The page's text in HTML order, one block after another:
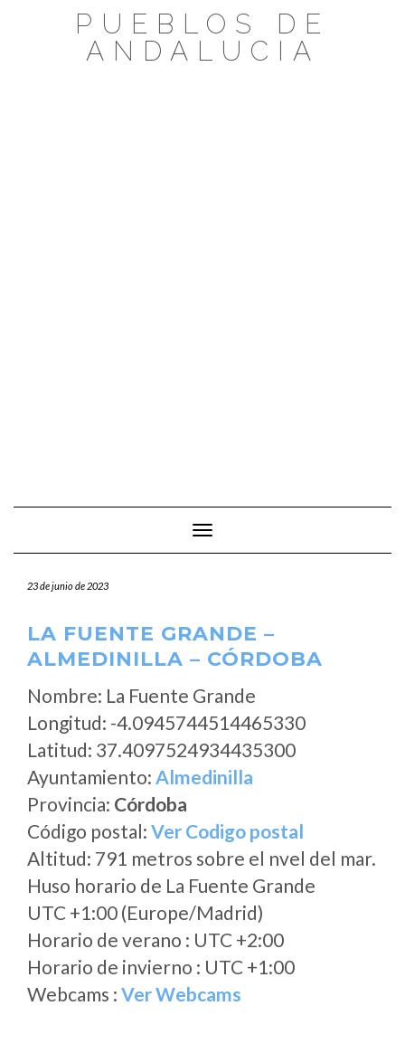
PUEBLOS DE
ANDALUCIA
Cambiar modo de navegación
23 de junio de 2023
LA FUENTE GRANDE –
ALMEDINILLA – CÓRDOBA
Nombre: La Fuente Grande
Longitud: -4.0945744514465330
Latitud: 37.4097524934435300
Ayuntamiento: Almedinilla
Provincia: Córdoba
Código postal: Ver Codigo postal
Altitud: 791 metros sobre el nvel del mar.
Huso horario de La Fuente Grande
UTC +1:00 (Europe/Madrid)
Horario de verano : UTC +2:00
Horario de invierno : UTC +1:00
Webcams : Ver Webcams